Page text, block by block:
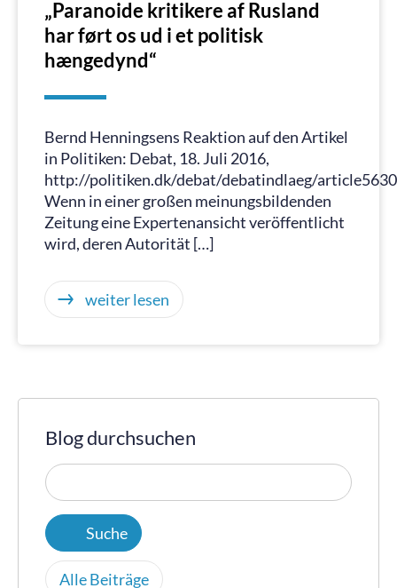
„Paranoide kritikere af Rusland
har ført os ud i et politisk
hængedynd“
Bernd Henningsens Reaktion auf den Artikel
in Politiken: Debat, 18. Juli 2016,
http://politiken.dk/debat/debatindlaeg/
Wenn in einer großen meinungsbildenden
Zeitung eine Expertenansicht veröffentlicht
wird, deren Autorität […]
weiter lesen
Blog durchsuchen
Alle Beiträge